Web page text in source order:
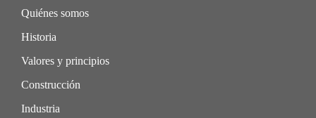
Quiénes somos
Historia
Valores y principios
Construcción
Industria